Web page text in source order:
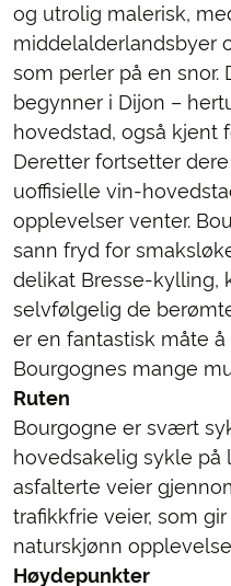
og utrolig malerisk,
middelalderlandsbyer
som perler på en snor.
begynner i Dijon –
hovedstad, også kjent
Deretter fortsetter
uoffisielle vin-
opplevelser venter.
sann fryd for
delikat Bresse-kylling,
selvfølgelig de
er en fantastisk måte
Bourgognes mange
Ruten
Bourgogne er svært
hovedsakelig sykle på
asfalterte veier
trafikkfrie veier, som
naturskjønn
Høydepunkter